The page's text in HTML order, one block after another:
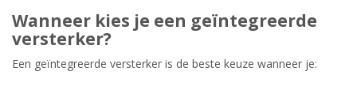
Wanneer kies je een geïntegreerde
versterker?
Een geïntegreerde versterker is de beste keuze wanneer je: